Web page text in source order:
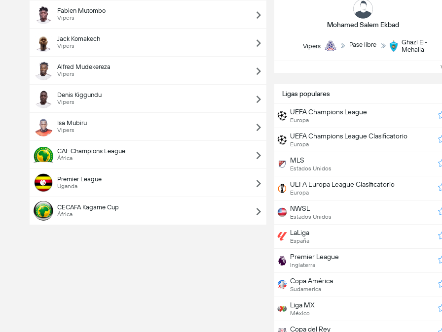
Fabien Mutombo
Vipers
Jack Komakech
Vipers
Alfred Mudekereza
Vipers
Denis Kiggundu
Vipers
Isa Mubiru
Vipers
CAF Champions League
África
Premier League
Uganda
CECAFA Kagame Cup
África
Mohamed Salem Ekbad
Vipers Pase libre
Ghazl El-
Mehalla
Ligas populares
UEFA Champions League
Europa
UEFA Champions League Clasificatorio
Europa
MLS
Estados Unidos
UEFA Europa League Clasificatorio
Europa
NWSL
Estados Unidos
LaLiga
España
Premier League
Inglaterra
Copa América
Sudamerica
Liga MX
México
Copa del Rey